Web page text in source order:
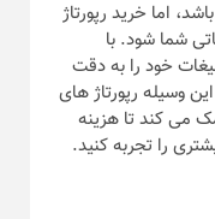
اما خرید رپورتاژ
شما شود. با
خود را به دقت
وسیله رپورتاژ های
می‌ کند تا هزینه‌
را تجربه کنید.